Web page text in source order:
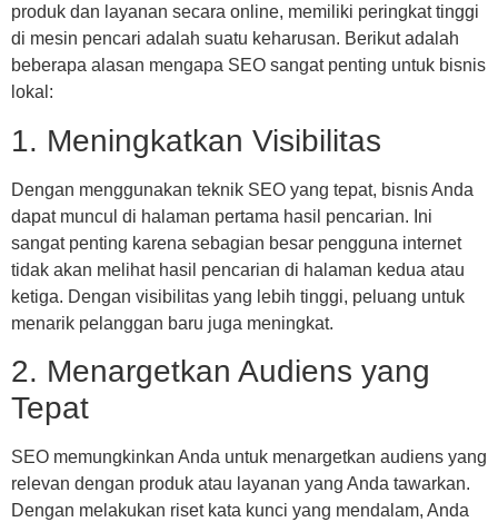
produk dan layanan secara online, memiliki peringkat tinggi
di mesin pencari adalah suatu keharusan. Berikut adalah
beberapa alasan mengapa SEO sangat penting untuk bisnis
lokal:
1. Meningkatkan Visibilitas
Dengan menggunakan teknik SEO yang tepat, bisnis Anda
dapat muncul di halaman pertama hasil pencarian. Ini
sangat penting karena sebagian besar pengguna internet
tidak akan melihat hasil pencarian di halaman kedua atau
ketiga. Dengan visibilitas yang lebih tinggi, peluang untuk
menarik pelanggan baru juga meningkat.
2. Menargetkan Audiens yang
Tepat
SEO memungkinkan Anda untuk menargetkan audiens yang
relevan dengan produk atau layanan yang Anda tawarkan.
Dengan melakukan riset kata kunci yang mendalam, Anda